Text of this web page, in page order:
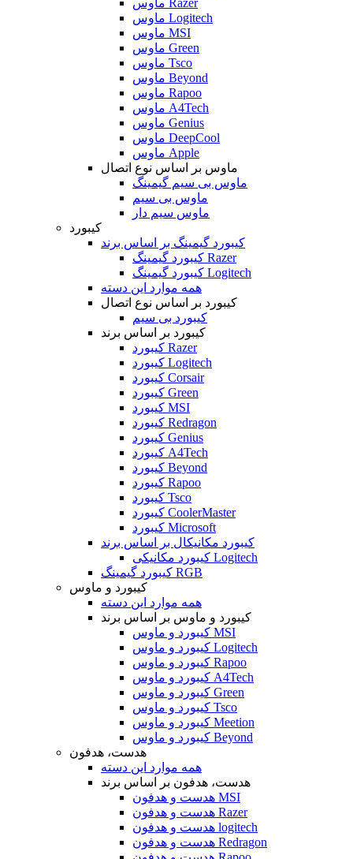
ماوس Razer
ماوس Logitech
ماوس MSI
ماوس Green
ماوس Tsco
ماوس Beyond
ماوس Rapoo
ماوس A4Tech
ماوس Genius
ماوس DeepCool
ماوس Apple
ماوس بر اساس نوع اتصال
ماوس بی سیم گیمینگ
ماوس بی سیم
ماوس سیم دار
کیبورد
کیبورد گیمینگ بر اساس برند
کیبورد گیمینگ Razer
کیبورد گیمینگ Logitech
همه موارد این دسته
کیبورد بر اساس نوع اتصال
کیبورد بی سیم
کیبورد بر اساس برند
کیبورد Razer
کیبورد Logitech
کیبورد Corsair
کیبورد Green
کیبورد MSI
کیبورد Redragon
کیبورد Genius
کیبورد A4Tech
کیبورد Beyond
کیبورد Rapoo
کیبورد Tsco
کیبورد CoolerMaster
کیبورد Microsoft
کیبورد مکانیکال بر اساس برند
کیبورد مکانیکی Logitech
کیبورد گیمینگ RGB
کیبورد و ماوس
همه موارد این دسته
کیبورد و ماوس بر اساس برند
کیبورد و ماوس MSI
کیبورد و ماوس Logitech
کیبورد و ماوس Rapoo
کیبورد و ماوس A4Tech
کیبورد و ماوس Green
کیبورد و ماوس Tsco
کیبورد و ماوس Meetion
کیبورد و ماوس Beyond
هدست، هدفون
همه موارد این دسته
هدست، هدفون بر اساس برند
هدست و هدفون MSI
هدست و هدفون Razer
هدست و هدفون logitech
هدست و هدفون Redragon